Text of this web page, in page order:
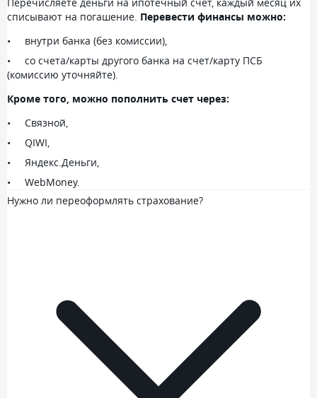
списывают на погашение. Перевести финансы можно:
внутри банка (без комиссии),
со счета/карты другого банка на счет/карту ПСБ
(комиссию уточняйте).
Кроме того, можно пополнить счет через:
Связной,
QIWI,
Яндекс.Деньги,
WebMoney.
Нужно ли переоформлять страхование?